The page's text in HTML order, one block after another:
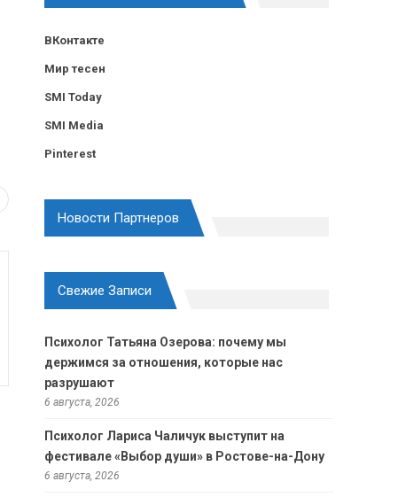
ВКонтакте
Мир тесен
SMI Today
SMI Media
Pinterest
Новости Партнеров
Свежие Записи
Психолог Татьяна Озерова: почему мы
держимся за отношения, которые нас
разрушают
6 августа, 2026
Психолог Лариса Чаличук выступит на
фестивале «Выбор души» в Ростове-на-Дону
6 августа, 2026